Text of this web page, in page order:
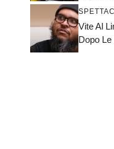
Vite Al
Dopo Le